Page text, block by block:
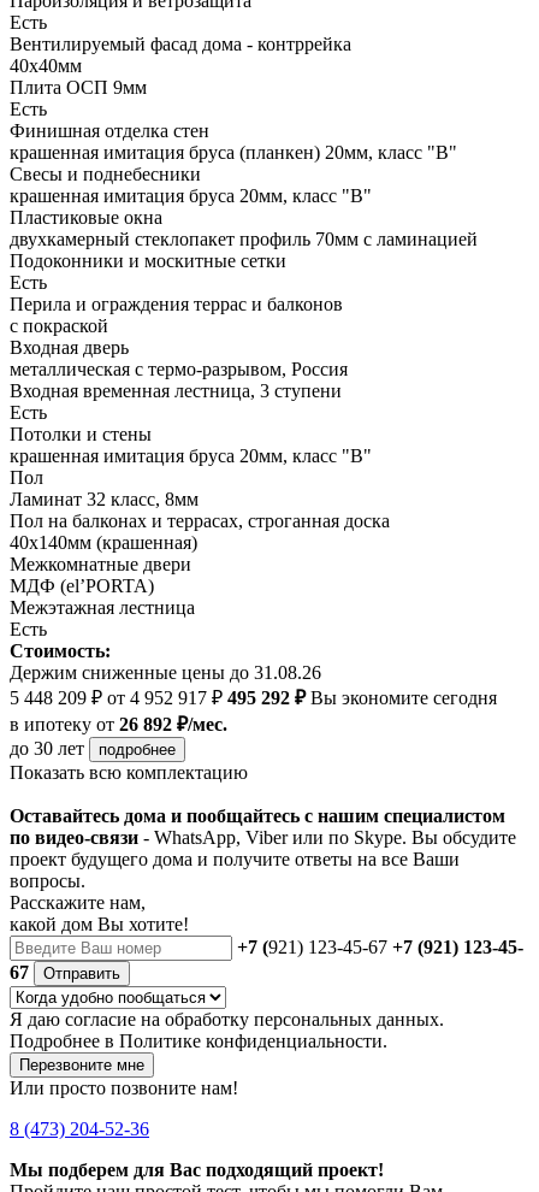
Есть
Вентилируемый фасад дома - контррейка
40х40мм
Плита ОСП 9мм
Есть
Финишная отделка стен
крашенная имитация бруса (планкен) 20мм, класс "В"
Свесы и поднебесники
крашенная имитация бруса 20мм, класс "В"
Пластиковые окна
двухкамерный стеклопакет профиль 70мм с ламинацией
Подоконники и москитные сетки
Есть
Перила и ограждения террас и балконов
с покраской
Входная дверь
металлическая с термо-разрывом, Россия
Входная временная лестница, 3 ступени
Есть
Потолки и стены
крашенная имитация бруса 20мм, класс "В"
Пол
Ламинат 32 класс, 8мм
Пол на балконах и террасах, строганная доска
40х140мм (крашенная)
Межкомнатные двери
МДФ (el’PORTA)
Межэтажная лестница
Есть
Стоимость:
Держим сниженные цены до 31.08.26
5 448 209 ₽ от 4 952 917 ₽ 495 292 ₽Вы экономите сегодня
в ипотеку от 26 892 ₽/мес.
до 30 лет
подробнее
Показать всю комплектацию
Оставайтесь дома и пообщайтесь с нашим специалистом
по видео-связи - WhatsApp, Viber или по Skype. Вы обсудите
проект будущего дома и получите ответы на все Ваши
вопросы.
Расскажите нам,
какой дом Вы хотите!
+7 (921) 123-45-67 +7 (921) 123-45-
67
Отправить
Я даю согласие на обработку персональных данных.
Подробнее в Политике конфиденциальности.
Перезвоните мне
Или просто позвоните нам!
8 (473) 204-52-36
Мы подберем для Вас подходящий проект!